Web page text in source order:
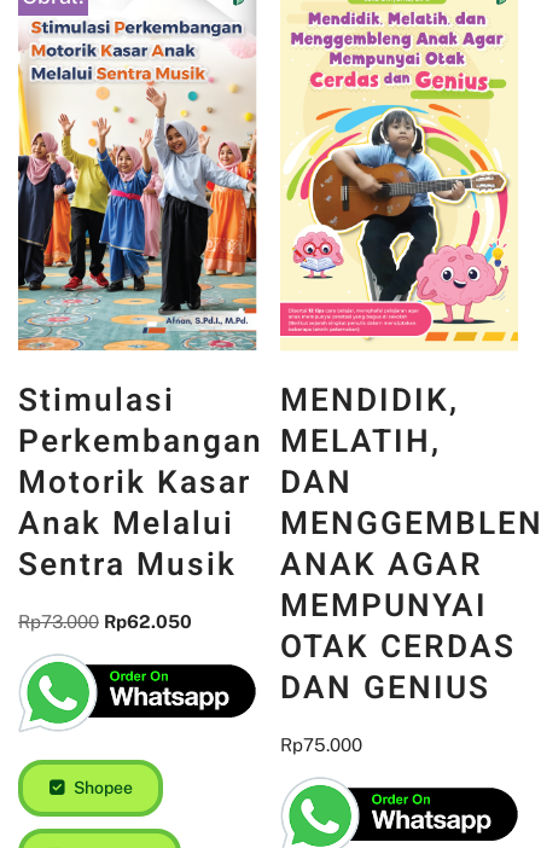
Obral!
Stimulasi
Perkembangan
Motorik Kasar
Anak Melalui
Sentra Musik
Rp73.000 Rp62.050
MENDIDIK,
MELATIH,
DAN
ANAK AGAR
MEMPUNYAI
OTAK CERDAS
DAN GENIUS